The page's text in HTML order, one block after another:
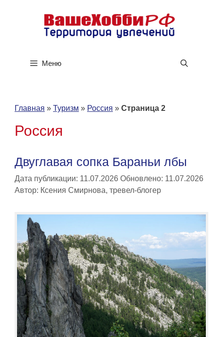
содержимому
Меню
Главная » Туризм » Россия » Страница 2
Россия
Двуглавая сопка Бараньи лбы
Дата публикации: 11.07.2026 Обновлено: 11.07.2026
Автор: Ксения Смирнова, тревел-блогер